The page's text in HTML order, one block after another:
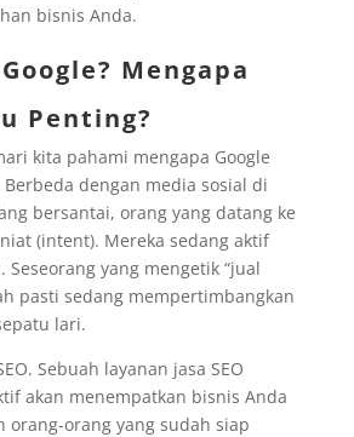
bisnis Anda.
Mengapa
Penting?
kita pahami mengapa Google
dengan media sosial di
bersantai, orang yang datang ke
(intent). Mereka sedang aktif
Seseorang yang mengetik “jual
pasti sedang mempertimbangkan
lari.
Sebuah layanan jasa SEO
akan menempatkan bisnis Anda
orang-orang yang sudah siap